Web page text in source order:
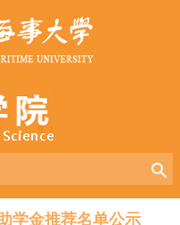
学金推荐名单公示